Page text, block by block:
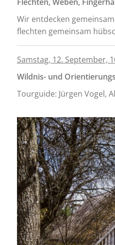
Wir entdecken
flechten gemeinsam
Samstag, 12. September,
Wildnis- und
Tourguide: Jürgen Vogel,